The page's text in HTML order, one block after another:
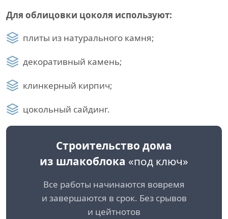
Для облицовки цоколя используют:
плиты из натурального камня;
декоративный камень;
клинкерный кирпич;
цокольный сайдинг.
Строительство дома
из шлакоблока «под ключ»
Все работы начинаются вовремя
и завершаются в срок. Без срывов
и цейтнотов